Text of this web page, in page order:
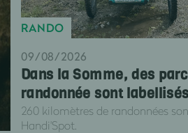
RANDO
09/08/2026
Dans la Somme, des
randonnée sont
260 kilomètres de randonnées
Handi'Spot.